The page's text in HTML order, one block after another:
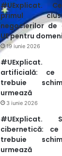
#UExplicat.
primul
negocierilor de
UE pentru
19 iunie 2026
#UExplicat.
artificială: ce
trebuie
urmează
3 iunie 2026
#UExplicat.
cibernetică:
trebuie
urmează